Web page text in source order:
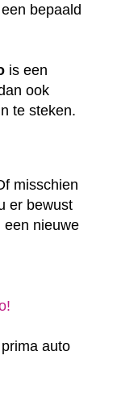
bepaald
is een
ook
te steken.
misschien
er bewust
een nieuwe
auto